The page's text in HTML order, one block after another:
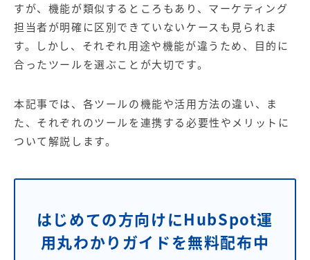
【店舗型ビジネス向け】エリ
ア
マーケティングサービス
【金融機関向け】マーケティ
ング
サービス
【IT企業向け】マーケティン
サービス
SNSアカウント運用代行サー
広告プロモーションの製品
Web広告サービス
Web広告パッケージ
【塾・個別塾業界向け】新規
集客Web広告パッケージ
サイトアクセス増加パッケー
ジ
商圏ねらいうちパッケージ 求人パッケージ
すが、機能が類似するところもあり、マーケティング
担当者が明確に区別できていないケースも見られま
す。しかし、それぞれ用途や機能が違うため、目的に
合ったツールを選ぶことが大切です。
本記事では、各ツールの機能や活用方法の違い、ま
た、それぞれのツールを連携する必要性やメリットに
ついて解説します。
はじめての方向けにHubSpot運
用丸わかりガイドを無料配布中